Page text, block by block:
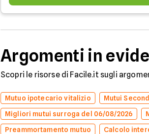
Argomenti in
Scopri le risorse di Facile.it sugli
Mutuo ipotecario vitalizio Mutui
Migliori mutui surroga del 06/08/2026
Preammortamento mutuo
Calcolo